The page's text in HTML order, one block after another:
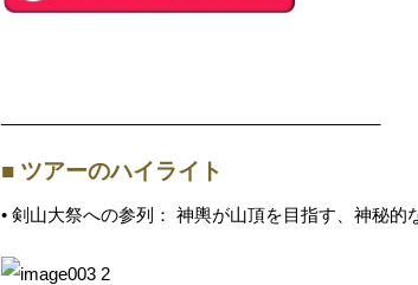
■ ツアーのハイライト
• 剣山大祭への参列： 神輿が山頂を目指す、神秘的